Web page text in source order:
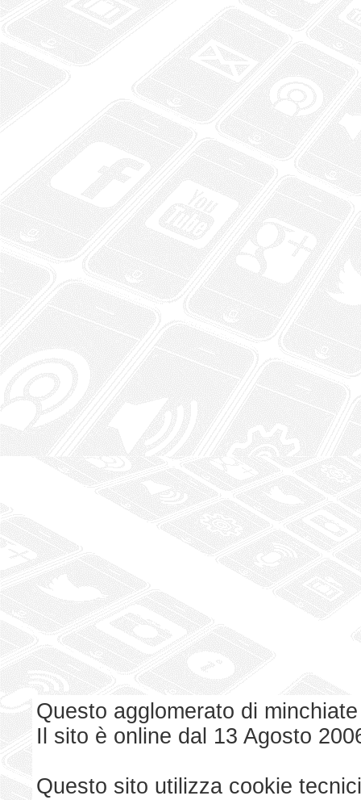
Questo agglomerato di
Il sito è online dal 13 Agosto
Questo sito utilizza cookie